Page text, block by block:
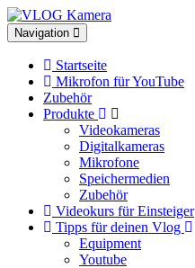
Toggle
navigation
Navigation
Startseite
Mikrofon für YouTube
Zubehör
Produkte
Videokameras
Digitalkameras
Mikrofone
Speichermedien
Zubehör
Videokurs für Einsteiger
Tipps für deinen Vlog
Equipment
Youtube